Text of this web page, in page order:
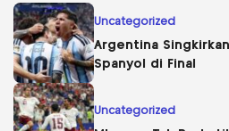
Uncategorized
Argentina
Spanyol di Final
Uncategorized